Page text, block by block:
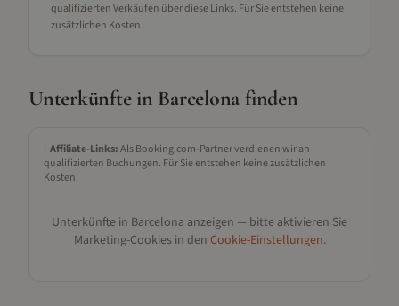
qualifizierten Verkäufen über diese Links. Für Sie entstehen keine
zusätzlichen Kosten.
Unterkünfte in Barcelona finden
ℹ️ Affiliate-Links:Als Booking.com-Partner verdienen wir an
qualifizierten Buchungen. Für Sie entstehen keine zusätzlichen
Kosten.
Unterkünfte in Barcelona anzeigen — bitte aktivieren Sie
Marketing-Cookies in den Cookie-Einstellungen.